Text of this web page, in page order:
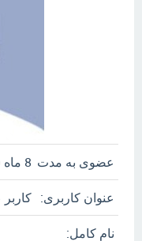
عضوی به مدت 8 ماه (از نوامبر 12, 2025)
عنوان کاربری:
نام کامل: